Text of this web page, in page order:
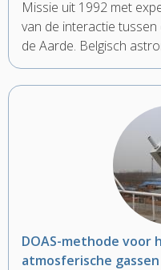
Missie uit 1992 met
van de interactie
de Aarde. Belgisch
DOAS-methode voor
atmosferische gassen